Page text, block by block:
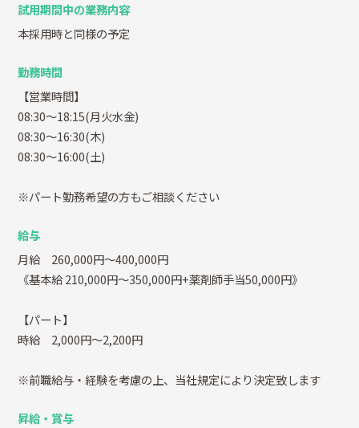
試用期間中の業務内容
本採用時と同様の予定
勤務時間
【営業時間】
08:30～18:15(月火水金)
08:30～16:30(木)
08:30～16:00(土)
※パート勤務希望の方もご相談ください
給与
月給 260,000円～400,000円
《基本給 210,000円～350,000円+薬剤師手当50,000円》
【パート】
時給 2,000円～2,200円
※前職給与・経験を考慮の上、当社規定により決定致します
昇給・賞与